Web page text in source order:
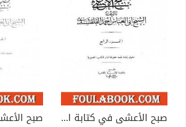
صبح الأعشى في كتابة الإنشا - الجزء الرابع: تابع المقالة الثانية